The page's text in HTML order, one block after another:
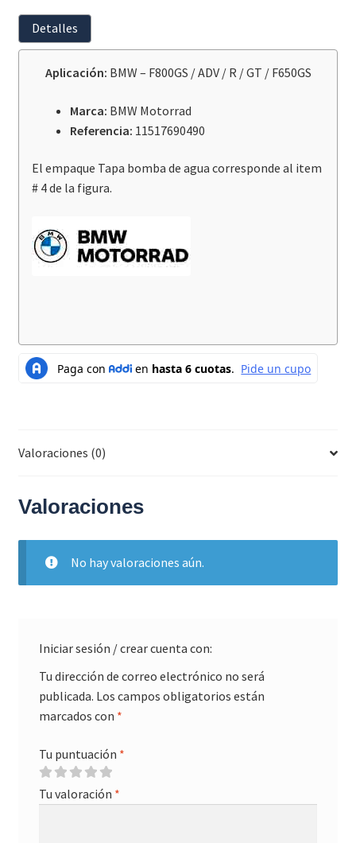
Agua
BMW
cantidad
Detalles
Aplicación: BMW – F800GS / ADV / R / GT / F650GS
Marca: BMW Motorrad
Referencia: 11517690490
El empaque Tapa bomba de agua corresponde al item
# 4 de la figura.
Valoraciones (0)
Valoraciones
No hay valoraciones aún.
Iniciar sesión / crear cuenta con:
Tu dirección de correo electrónico no será
publicada. Los campos obligatorios están
marcados con *
Tu puntuación *
Tu valoración *